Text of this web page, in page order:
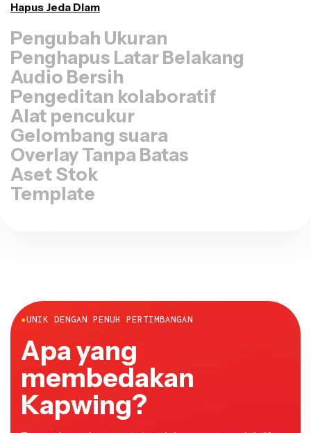
Ubah Ukuran Video
Penghapus Latar Belakang
Audio Bersih
Pengeditan kolaboratif
Alat pencukur
Gelombang suara
Overlay Tanpa Batas
Aset Stok
Template
●UNIK DENGAN PENUH PERTIMBANGAN
Apa yang
membedakan
Kapwing?
Enam alasan kreator tetap dalam zona produktif: